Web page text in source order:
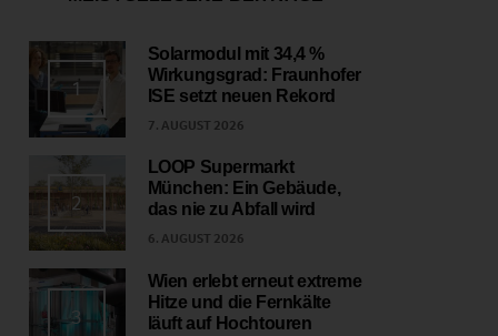
1
Solarmodul mit 34,4 %
Wirkungsgrad: Fraunhofer
ISE setzt neuen Rekord
7. AUGUST 2026
2
LOOP Supermarkt
München: Ein Gebäude,
das nie zu Abfall wird
6. AUGUST 2026
3
Wien erlebt erneut extreme
Hitze und die Fernkälte
läuft auf Hochtouren